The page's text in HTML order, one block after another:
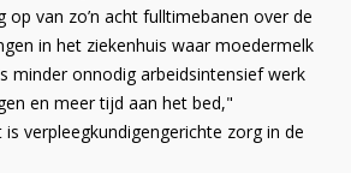
op van zo’n acht fulltimebanen over de
in het ziekenhuis waar moedermelk
minder onnodig arbeidsintensief werk
en meer tijd aan het bed,"
is verpleegkundigengerichte zorg in de